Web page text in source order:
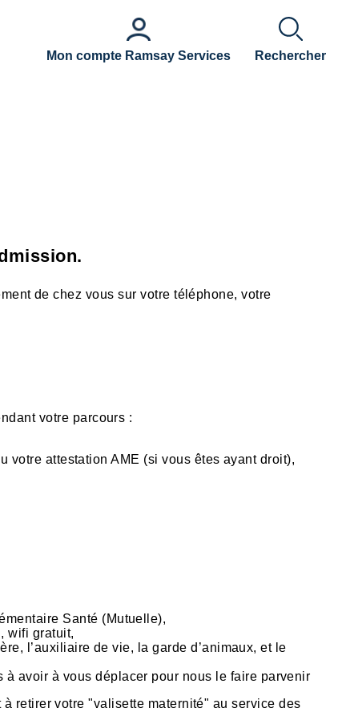
Mon compte Ramsay Services Rechercher
de chez vous sur votre téléphone, votre
votre parcours :
votre attestation AME (si vous êtes ayant droit),
Santé (Mutuelle),
wifi gratuit,
l’auxiliaire de vie, la garde d’animaux, et le
à avoir à vous déplacer pour nous le faire parvenir
retirer votre "valisette maternité" au service des